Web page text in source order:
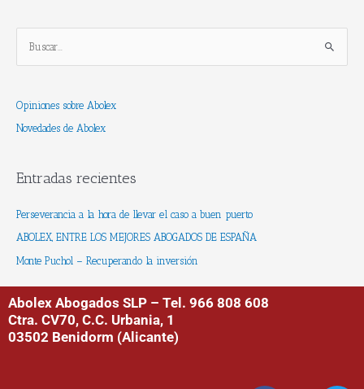
c
a
p
r
Opiniones sobre Abolex
Novedades de Abolex
Entradas recientes
Perseverancia a la hora de llevar el caso a buen puerto
ABOLEX, ENTRE LOS MEJORES ABOGADOS DE ESPAÑA
Monte Puchol – Recuperando la inversión
Abolex Abogados SLP – Tel. 966 808 608
Ctra. CV70, C.C. Urbania, 1
03502 Benidorm (Alicante)